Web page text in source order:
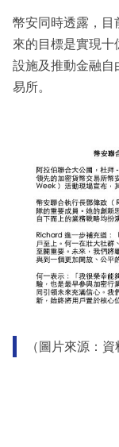
幣安同時透露，目
來的目標是實現
設施及推動金融自
易所。
（圖片來源：資